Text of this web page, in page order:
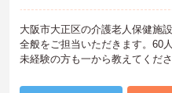
大阪市大正区の介護老人保健施
全般をご担当いただきます。60
未経験の方も一から教えてくだ
ご興味をお持ちの方は是非マイ